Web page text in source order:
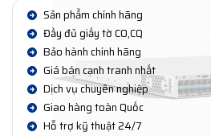
Sản phẩm chính hãng
Đầy đủ giấy tờ CO,CQ
Bảo hành chính hãng
Giá bán cạnh tranh nhất
Dịch vụ chuyên nghiệp
Giao hàng toàn Quốc
Hỗ trợ kỹ thuật 24/7